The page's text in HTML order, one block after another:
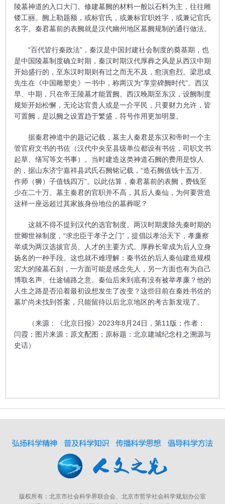
陵墓神道的入口大门。修建墓阙的材料一般以石料为主，往往雕
镂工丽。阙上勒题额，或标官氏，或兼标官职姓字，或兼记官氏
名字。秦君墓前的表阙就是汉代幽州地区墓阙规制的通行做法。
“百代皆行秦政法”，秦汉是中国封建社会制度的奠基期，也
是中国陵墓制度确立时期，秦汉时期汉代厚葬之风是从西汉中期
开始盛行的，至东汉时期则有过之而无不及，愈演愈烈。梁思成
先生在《中国雕塑史》一书中，称两汉为“享堂碑阙时代”。西汉
早、中期，只在帝王陵墓才能置阙。西汉晚期至东汉，设阙制度
规矩开始松懈，无论达官贵人或是一介平民，只要财力允许，皆
可置阙，是以阙之设置趋于繁盛，符号作用更加明显。
据秦君神道中的题记记载，墓主人秦君是东汉和帝时一个主
管官府文书的书佐（汉代中央至县级单位都设有书佐，司职文书
起草、缮写等文书事）。当时建造这类神道石阙的费用是惊人
的，据山东济宁嘉祥县武氏石阙铭记载，“造石阙值钱十五万、
作师（狮）子值钱四万”。以此估算，秦君墓前的表阙，费钱至
少在二十万。墓主秦君的官职并不高，其后人秦仙，为何要营造
这样一座远超过其家族身份地位的墓葬呢？
这就不得不提到汉代的选官制度。两汉时期废除先秦时期的
世卿世禄制度，“求忠臣于孝子之门”，提倡以孝治天下，孝廉察
举成为两汉选拔官员、人才的主要方式。厚葬长辈成为后人立身
扬名的一种手段。这也就不难理解：秦书佐的后人秦仙建造规模
宏大的陵墓石刻，一方面可能是感念先人，另一方面也有为自己
博取名声、仕途铺路之意。秦仙后来到底有没有被举孝廉？他的
人生之路是否沿着最初设想发生了改变？这些目前在秦姓书佐的
墓圹尚未找到答案，只能留待以后北京地区的考古新发现了。
（来源：《北京日报》2023年8月24日，第11版；作者：
闫霞；图片来源：原文配图；原标题：北京建城纪念柱之溯源与
史话）
版权所有：北京市社会科学界联合会、北京市哲学社会科学规划办公室